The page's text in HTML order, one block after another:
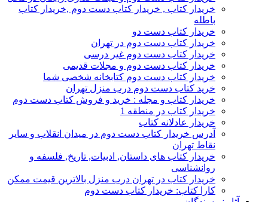
خریدار کتاب , خریدار کتاب دست دوم ,خریدار کتاب
باطله
خریدار کتاب دست دو
خریدار کتاب دست دوم در تهران
خریدار کتاب دست دوم غیر درسی
خریدار کتاب دست دوم و مجلات قدیمی
خریدار کتاب دست دوم کتابخانه شخصی شما
خرید کتاب دست دوم درب منزل تهران
خریدار کتاب و مجله : خرید و فروش کتاب دست دوم
خریدار کتاب در منطقه 1
خریدار عادلانه کتاب
آدرس خریدار کتاب دست دوم در میدان انقلاب و سایر
نقاط تهران
خریدار کتاب های داستان, ادبیات, تاریخ, فلسفه و
روانشناسی
خریدار کتاب در تهران درب منزل بالاترین قیمت ممکن
کارا کتاب: خریدار کتاب دست دوم